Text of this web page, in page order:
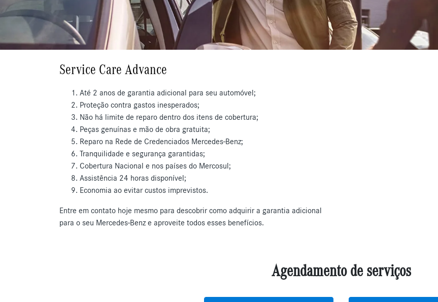
Service Care Advance
Até 2 anos de garantia adicional para seu automóvel;
Proteção contra gastos inesperados;
Não há limite de reparo dentro dos itens de cobertura;
Peças genuínas e mão de obra gratuita;
Reparo na Rede de Credenciados Mercedes-Benz;
Tranquilidade e segurança garantidas;
Cobertura Nacional e nos países do Mercosul;
Assistência 24 horas disponível;
Economia ao evitar custos imprevistos.
Entre em contato hoje mesmo para descobrir como adquirir a garantia adicional
para o seu Mercedes-Benz e aproveite todos esses benefícios.
Agendamento de serviços